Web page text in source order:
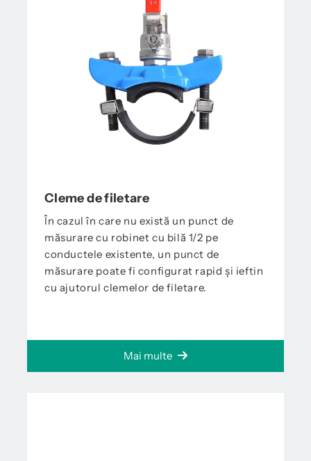
Cleme de filetare
În cazul în care nu există un punct de
măsurare cu robinet cu bilă 1/2 pe
conductele existente, un punct de
măsurare poate fi configurat rapid și ieftin
cu ajutorul clemelor de filetare.
Mai multe